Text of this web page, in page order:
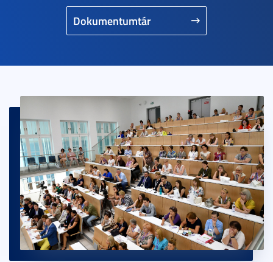
Dokumentumtár